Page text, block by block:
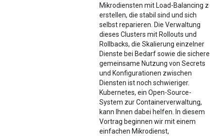
Mikrodiensten mit Load-Balancing zu
erstellen, die stabil sind und sich
selbst reparieren. Die Verwaltung
dieses Clusters mit Rollouts und
Rollbacks, die Skalierung einzelner
Dienste bei Bedarf sowie die sichere
gemeinsame Nutzung von Secrets
und Konfigurationen zwischen
Diensten ist noch schwieriger.
Kubernetes, ein Open-Source-
System zur Containerverwaltung,
kann Ihnen dabei helfen. In diesem
Vortrag beginnen wir mit einem
einfachen Mikrodienst,